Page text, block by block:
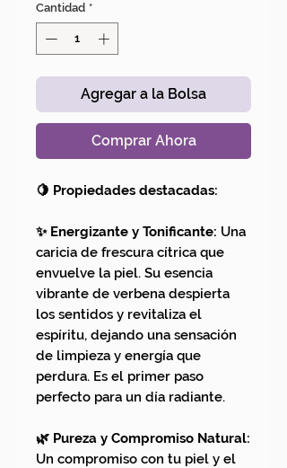
Cantidad *
Agregar a la Bolsa
Comprar Ahora
🍋 Propiedades destacadas:
✨ Energizante y Tonificante: Una
caricia de frescura cítrica que
envuelve la piel. Su esencia
vibrante de verbena despierta
los sentidos y revitaliza el
espíritu, dejando una sensación
de limpieza y energía que
perdura. Es el primer paso
perfecto para un día radiante.
🌿 Pureza y Compromiso Natural:
Un compromiso con tu piel y el